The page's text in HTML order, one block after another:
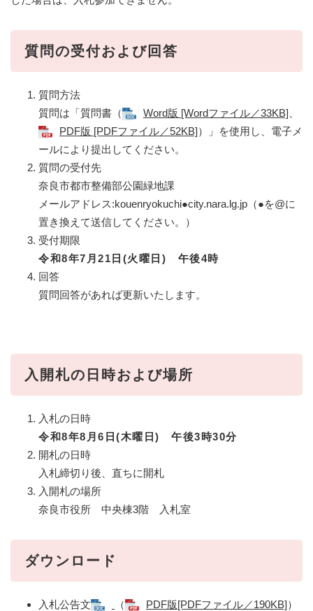
質問の受付および回答
質問方法
質問は「質問書（
Word版 [Wordファイル／33KB]
PDF版 [PDFファイル／52KB]）」を使用し、電子メ
ールにより提出してください。
質問の受付先
奈良市都市整備部公園緑地課
メールアドレス:kouenryokuchi●city.nara.lg.jp（●を@に
置き換えて送信してください。）
受付期限
令和8年7月21日(火曜日) 午後4時
回答
質問回答があれば更新いたします。
入開札の日時および場所
入札の日時
令和8年8月6日(木曜日) 午後3時30分
開札の日時
入札締切り後、直ちに開札
入開札の場所
奈良市役所 中央棟3階 入札室
ダウンロード
入札公告文 （ PDF版[PDFファイル／190KB]）